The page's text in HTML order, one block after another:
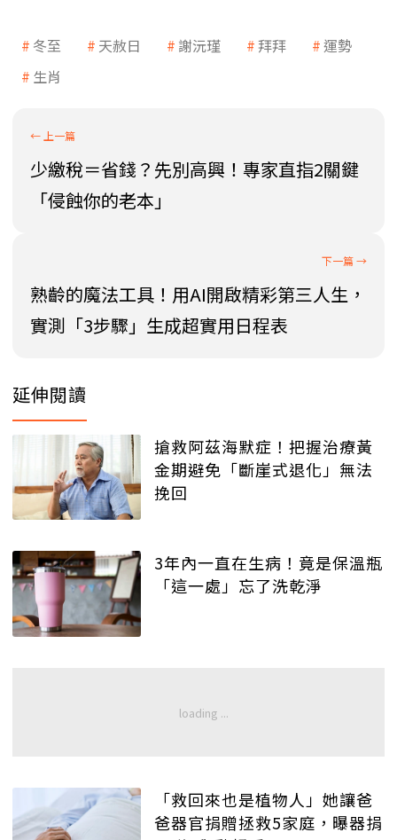
冬至 天赦日 謝沅瑾 拜拜
運勢
生肖
少繳稅＝省錢？先別高興！專家直指2關鍵
「侵蝕你的老本」
熟齡的魔法工具！用AI開啟精彩第三人生，
實測「3步驟」生成超實用日程表
延伸閱讀
搶救阿茲海默症！把握治療黃
金期避免「斷崖式退化」無法
挽回
3年內一直在生病！竟是保溫瓶
「這一處」忘了洗乾淨
「救回來也是植物人」她讓爸
爸器官捐贈拯救5家庭，曝器捐